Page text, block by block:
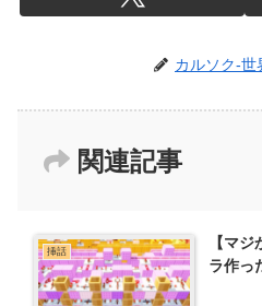
カルソク-世
関連記事
挿話
【マ
ラ作っ